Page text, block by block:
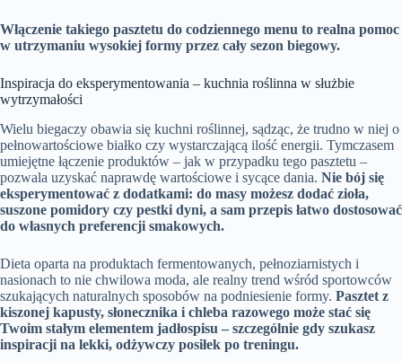
Włączenie takiego pasztetu do codziennego menu to realna pomoc
w utrzymaniu wysokiej formy przez cały sezon biegowy.
Inspiracja do eksperymentowania – kuchnia roślinna w służbie
wytrzymałości
Wielu biegaczy obawia się kuchni roślinnej, sądząc, że trudno w niej o
pełnowartościowe białko czy wystarczającą ilość energii. Tymczasem
umiejętne łączenie produktów – jak w przypadku tego pasztetu –
pozwala uzyskać naprawdę wartościowe i sycące dania. Nie bój się
eksperymentować z dodatkami: do masy możesz dodać zioła,
suszone pomidory czy pestki dyni, a sam przepis łatwo dostosować
do własnych preferencji smakowych.
Dieta oparta na produktach fermentowanych, pełnoziarnistych i
nasionach to nie chwilowa moda, ale realny trend wśród sportowców
szukających naturalnych sposobów na podniesienie formy. Pasztet z
kiszonej kapusty, słonecznika i chleba razowego może stać się
Twoim stałym elementem jadłospisu – szczególnie gdy szukasz
inspiracji na lekki, odżywczy posiłek po treningu.